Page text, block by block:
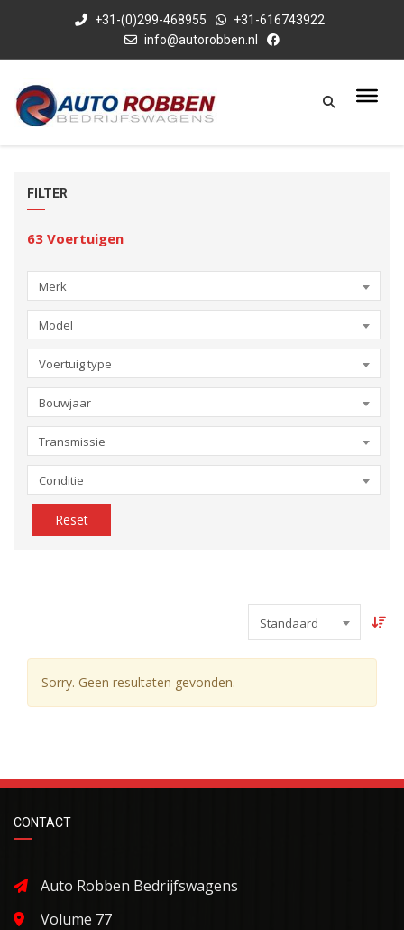
+31-(0)299-468955
+31-616743922
info@autorobben.nl
FILTER
63 Voertuigen
Merk
Model
Voertuig type
Bouwjaar
Transmissie
Conditie
Reset
Standaard
Sorry. Geen resultaten gevonden.
CONTACT
Auto Robben Bedrijfswagens
Volume 77